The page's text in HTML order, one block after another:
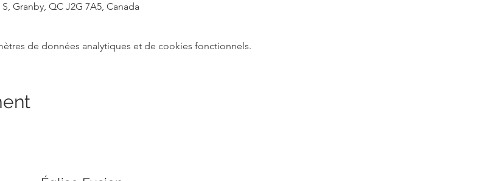
Granby, QC J2G 7A5, Canada
de données analytiques et de cookies fonctionnels.